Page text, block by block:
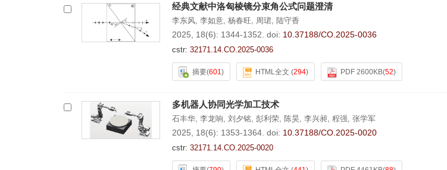
经典文献中洛匈棱镜分束角公式问题澄清
李东风 李如意 杨春旺 周珺 陆守香
2025, 18(6): 1344-1352. doi: 10.37188/CO.2025-0036
cstr: 32171.14.CO.2025-0036
摘要(601) HTML全文 (294) PDF 2600KB(52)
多机器人协同光学加工技术
石丰华 李龙响 刘夕铭 彭利荣 陈昊 李兴昶 程强 张学军
2025, 18(6): 1353-1364. doi: 10.37188/CO.2025-0020
cstr: 32171.14.CO.2025-0020